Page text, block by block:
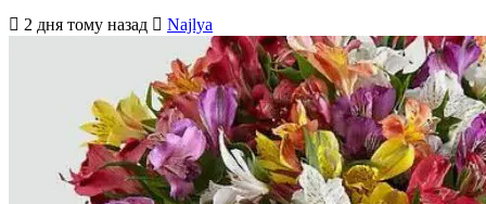
2 дня тому назад Najlya